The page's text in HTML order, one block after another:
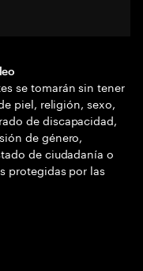
se tomarán sin tener
piel, religión, sexo,
de discapacidad,
de género,
de ciudadanía o
protegidas por las